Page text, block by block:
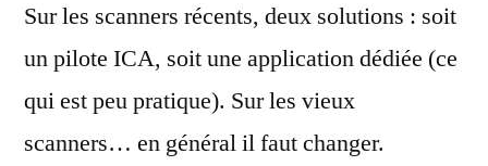
Sur les scanners récents, deux solutions : soit
un pilote ICA, soit une application dédiée (ce
qui est peu pratique). Sur les vieux
scanners… en général il faut changer.